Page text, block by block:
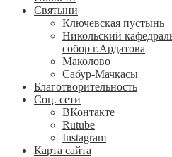
Святыни
Ключевская пустынь
Никольский
собор г.Ардатова
Маколово
Сабур-Мачкасы
Благотворительность
Соц. сети
ВКонтакте
Rutube
Instagram
Карта сайта